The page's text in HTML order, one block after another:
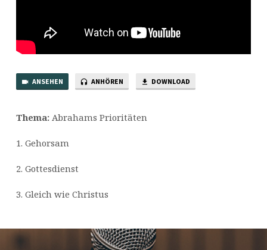
ANSEHEN ANHÖREN DOWNLOAD
Thema:Abrahams Prioritäten
1. Gehorsam
2. Gottesdienst
3. Gleich wie Christus